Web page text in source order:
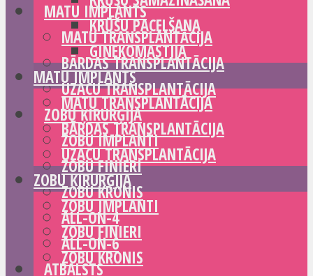
MATU IMPLANTS
MATU TRANSPLANTĀCIJA
BĀRDAS TRANSPLANTĀCIJA
UZACU TRANSPLANTĀCIJA
ZOBU ĶIRURĢIJA
ZOBU IMPLANTI
ZOBU FINIERI
ZOBU KRONIS
ALL-ON-4
ALL-ON-6
ATBALSTS
KRŪŠU PACELŠANA
GINEKOMASTIJA
MATU IMPLANTS
MATU TRANSPLANTĀCIJA
BĀRDAS TRANSPLANTĀCIJA
UZACU TRANSPLANTĀCIJA
ZOBU ĶIRURĢIJA
ZOBU IMPLANTI
ZOBU FINIERI
ZOBU KRONIS